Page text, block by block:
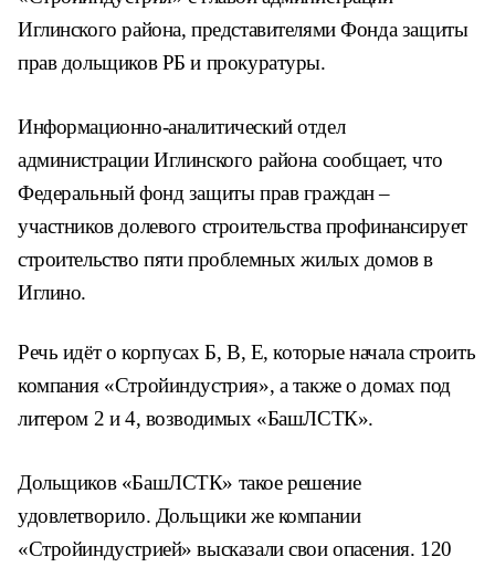
Иглинского района, представителями Фонда защиты
прав дольщиков РБ и прокуратуры.
Информационно-аналитический отдел
администрации Иглинского района сообщает, что
Федеральный фонд защиты прав граждан –
участников долевого строительства профинансирует
строительство пяти проблемных жилых домов в
Иглино.
Речь идёт о корпусах Б, В, Е, которые начала строить
компания «Стройиндустрия», а также о домах под
литером 2 и 4, возводимых «БашЛСТК».
Дольщиков «БашЛСТК» такое решение
удовлетворило. Дольщики же компании
«Стройиндустрией» высказали свои опасения. 120